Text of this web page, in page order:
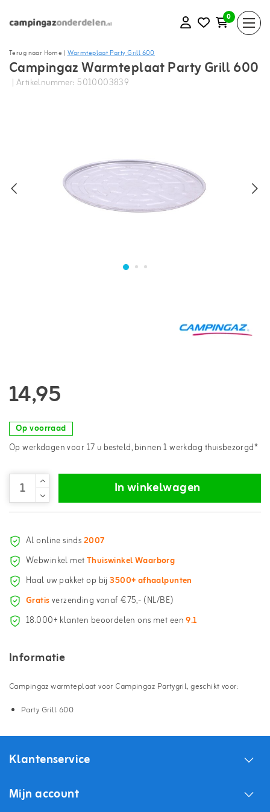
0
Terug naar Home |Warmteplaat Party Grill 600
Campingaz Warmteplaat Party Grill 600
| Artikelnummer: 5010003839
14,95
Op voorraad
Op werkdagen voor 17 u besteld, binnen 1 werkdag thuisbezorgd*
In winkelwagen
Al online sinds2007
Webwinkel metThuiswinkel Waarborg
Haal uw pakket op bij3500+ afhaalpunten
Gratisverzending vanaf €75,- (NL/BE)
18.000+ klanten beoordelen ons met een9.1
Informatie
Campingaz warmteplaat voor Campingaz Partygril, geschikt voor:
Party Grill 600
Klantenservice
Mijn account